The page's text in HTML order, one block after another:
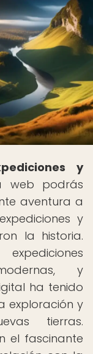
y
web podrás
aventura a
y
la historia.
y
ha tenido
exploración y
tierras.
el fascinante